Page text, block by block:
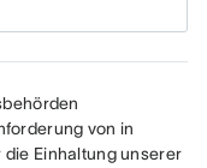
von in
Einhaltung unserer